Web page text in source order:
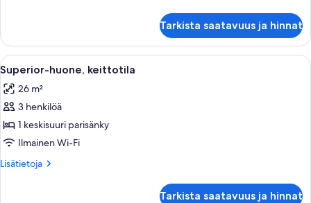
Tarkista saatavuus ja hinnat
Avaa
kaikki
huonetyypin
Superior-
huone,
keittotila
kuvat
Hotellihuone, jossa on sänky,
10
Superior-huone, keittotila
26 m²
3 henkilöä
1 keskisuuri parisänky
Ilmainen Wi-Fi
Lisätietoja
Lisätietoja
Tarkista saatavuus ja hinnat